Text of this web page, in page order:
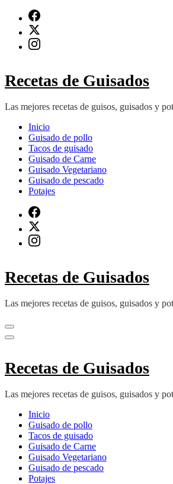
contenido
(presiona
Recetas de Guisados
Las mejores recetas de guisos, guisados y
Inicio
Guisado de pollo
Tacos de guisado
Guisado de Carne
Guisado Vegetariano
Guisado de pescado
Potajes
Recetas de Guisados
Las mejores recetas de guisos, guisados y
Recetas de Guisados
Las mejores recetas de guisos, guisados y
Inicio
Guisado de pollo
Tacos de guisado
Guisado de Carne
Guisado Vegetariano
Guisado de pescado
Potajes